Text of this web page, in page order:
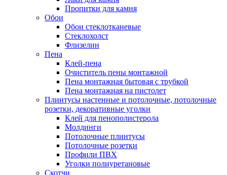
Пропитки для камня
Обои
Обои стеклотканевые
Стеклохолст
Флизелин
Пена
Клей-пена
Очиститель пены монтажной
Пена монтажная бытовая с трубкой
Пена монтажная на пистолет
Плинтусы настенные и потолочные, потолочные
розетки, декоративные уголки
Клей для пенополистерола
Молдинги
Потолочные плинтусы
Потолочные розетки
Профили ПВХ
Уголки полиуретановые
Скотчи